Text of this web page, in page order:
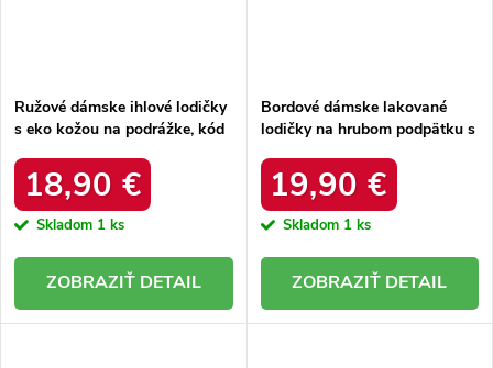
Ružové dámske ihlové lodičky
s eko kožou na podrážke, kód
18,90 €
Skladom 1 ks
DETAIL
Bordové dámske lakované
lodičky na hrubom podpätku s
19,90 €
Skladom 1 ks
DETAIL